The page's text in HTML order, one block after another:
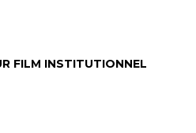
FILM INSTITUTIONNEL